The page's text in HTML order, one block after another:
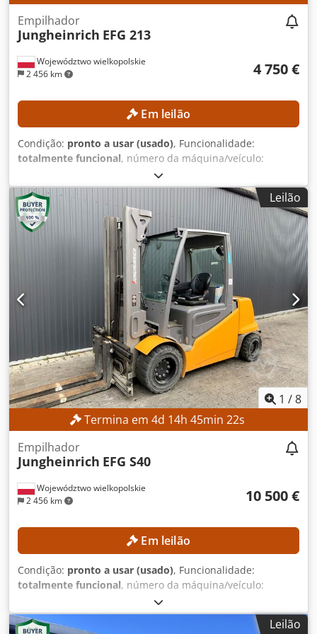
Województwo wielkopolskie
2 456 km
Empilhador
Jungheinrich EFG 213
4 750 €
Em leilão
Condição: pronto a usar (usado), Funcionalidade:
totalmente funcional, número da máquina/veículo:
2021
17 268 h, altura de elevação:4 700 mm, elevação livre:
1 535 mm
, tipo de mastro:
, altura de construção:
2 125 mm
, Equipamento:deslocamento lateral, Sem
preço mínimo – venda garantida ao melhor lance!
DETALHES TÉCNICOS Altura de elevação: 4.700 mm Altura
total: 2.125 mm Elevação livre: 1.535 mm DETALHES DA
MÁQUINA Tipo de mastro: Mastro triplex com elevação
livre Cedpfx Aozrlv Eoh Tjrf Tensão da bateria: 48 V
Capacidade da bateria: 500 Ah Horas de funcionamento:
17.268 h EQUIPAMENTO Deslizador lateral Bateria
Carregador Referência externa: SL12191SP
Leilão
1 /8
Termina em 4d 14h 45min 21s
Województwo wielkopolskie
2 456 km
Empilhador
Jungheinrich EFG S40
10 500 €
Em leilão
Condição: pronto a usar (usado), Funcionalidade:
totalmente funcional, número da máquina/veículo:
2017
1 398 h, altura de elevação:3 540 mm, tipo de mastro:
duplex, altura de construção: , Equipamento:Leilão